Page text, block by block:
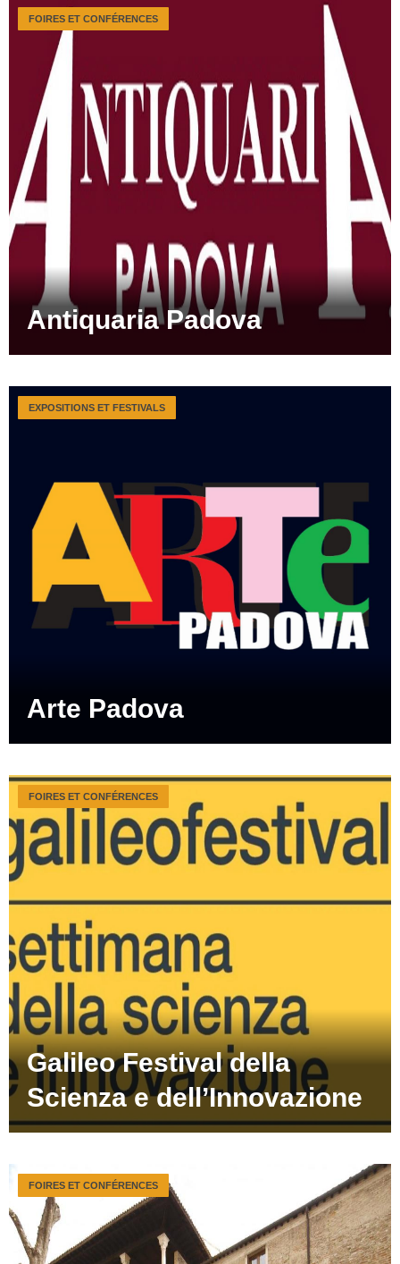
Antiquaria Padova
FOIRES ET CONFÉRENCES
Arte Padova
EXPOSITIONS ET FESTIVALS
Galileo Festival della
Scienza e dell’Innovazione
FOIRES ET CONFÉRENCES
FOIRES ET CONFÉRENCES